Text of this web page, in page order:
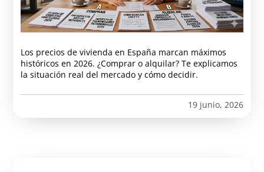
Los precios de vivienda en España marcan máximos
históricos en 2026. ¿Comprar o alquilar? Te explicamos
la situación real del mercado y cómo decidir.
19 junio, 2026